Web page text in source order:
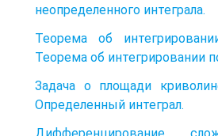
неопределенного интеграла.
Теорема об
Теорема об интегрировании
Задача о площади
Определенный интеграл.